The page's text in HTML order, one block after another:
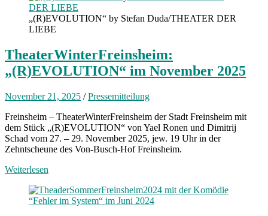
„(R)EVOLUTION“ by Stefan Duda/THEATER DER
LIEBE
TheaterWinterFreinsheim:
„(R)EVOLUTION“ im November 2025
November 21, 2025 /Pressemitteilung
Freinsheim – TheaterWinterFreinsheim der Stadt Freinsheim mit
dem Stück „(R)EVOLUTION“ von Yael Ronen und Dimitrij
Schad vom 27. – 29. November 2025, jew. 19 Uhr in der
Zehntscheune des Von-Busch-Hof Freinsheim.
Weiterlesen